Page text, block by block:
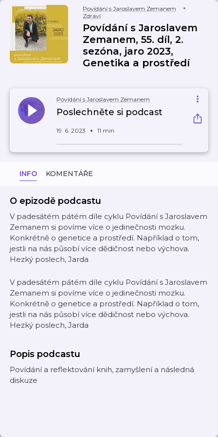
Povídání s Jaroslavem Zemanem
Zdraví
Povídání s Jaroslavem
Zemanem, 55. díl, 2.
sezóna, jaro 2023,
Genetika a prostředí
Povídání s Jaroslavem Zemanem
Poslechněte si podcast
19. 6. 2023 11 min
INFO KOMENTÁŘE
O epizodě podcastu
V padesátém pátém díle cyklu Povídání s Jaroslavem
Zemanem si povíme více o jedinečnosti mozku.
Konkrétně o genetice a prostředí. Například o tom,
jestli na nás působí více dědičnost nebo výchova.
Hezký poslech, Jarda
V padesátém pátém díle cyklu Povídání s Jaroslavem
Zemanem si povíme více o jedinečnosti mozku.
Konkrétně o genetice a prostředí. Například o tom,
jestli na nás působí více dědičnost nebo výchova.
Hezký poslech, Jarda
Popis podcastu
Povídání a reflektování knih, zamyšlení a následná
diskuze